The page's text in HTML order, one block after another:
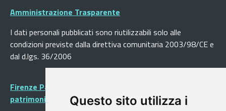
Questo sito utilizza i
Amministrazione Trasparente
I dati personali pubblicati sono riutilizzabili solo alle
condizioni previste dalla direttiva comunitaria 2003/98/CE e
dal d.lgs. 36/2006
Firenze Patrimonio Mondiale - Centro storico di Firenze
patrimonio dell’Umanità